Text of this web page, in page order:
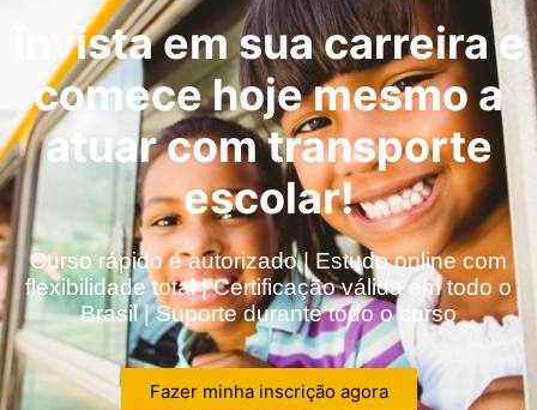
Invista em sua carreira e
comece hoje mesmo a
atuar com transporte
escolar!
Curso rápido e autorizado | Estudo online com
flexibilidade total | Certificação válida em todo o
Brasil | Suporte durante todo o curso
Fazer minha inscrição agora